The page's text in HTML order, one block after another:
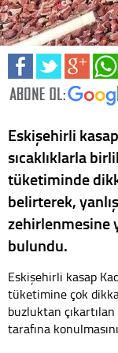
Eskişehirli
sıcaklıklarla
tüketiminde
belirterek,
zehirlenmesine
bulundu.
Eskişehirli kasap
tüketimine çok
buzluktan çıkartılan
tarafına